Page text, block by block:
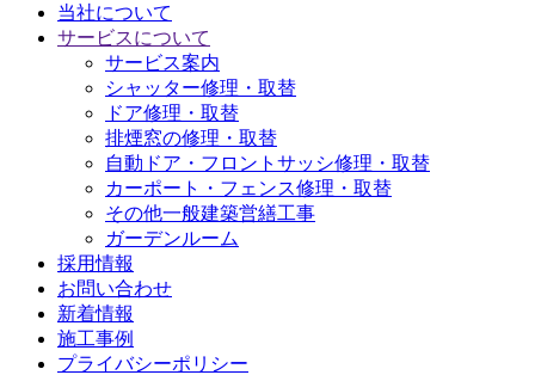
当社について
サービスについて
サービス案内
シャッター修理・取替
ドア修理・取替
排煙窓の修理・取替
自動ドア・フロントサッシ修理・取替
カーポート・フェンス修理・取替
その他一般建築営繕工事
ガーデンルーム
採用情報
お問い合わせ
新着情報
施工事例
プライバシーポリシー